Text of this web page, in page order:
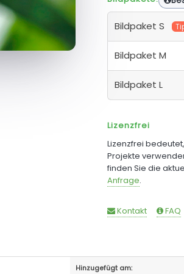
Bildpaket S
Bildpaket M
Bildpaket L
Lizenzfrei
Lizenzfrei
Projekte
finden Sie die
Anfrage.
Kontakt FAQ
Hinzugefügt am: